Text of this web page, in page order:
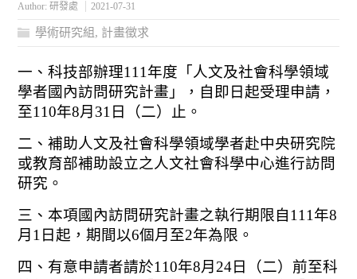
Author:研發處 2021-07-31
學術研究組, 計畫徵求
一、科技部辦理111年度「人文及社會科學領域
學者國內訪問研究計畫」，自即日起受理申請，
至110年8月31日（二）止。
二、補助人文及社會科學領域學者赴中央研究院
或教育部補助設立之人文社會科學中心進行訪問
研究。
三、本項國內訪問研究計畫之執行期限自111年8
月1日起，期間以6個月至2年為限。
四、有意申請者請於110年8月24日（二）前至科